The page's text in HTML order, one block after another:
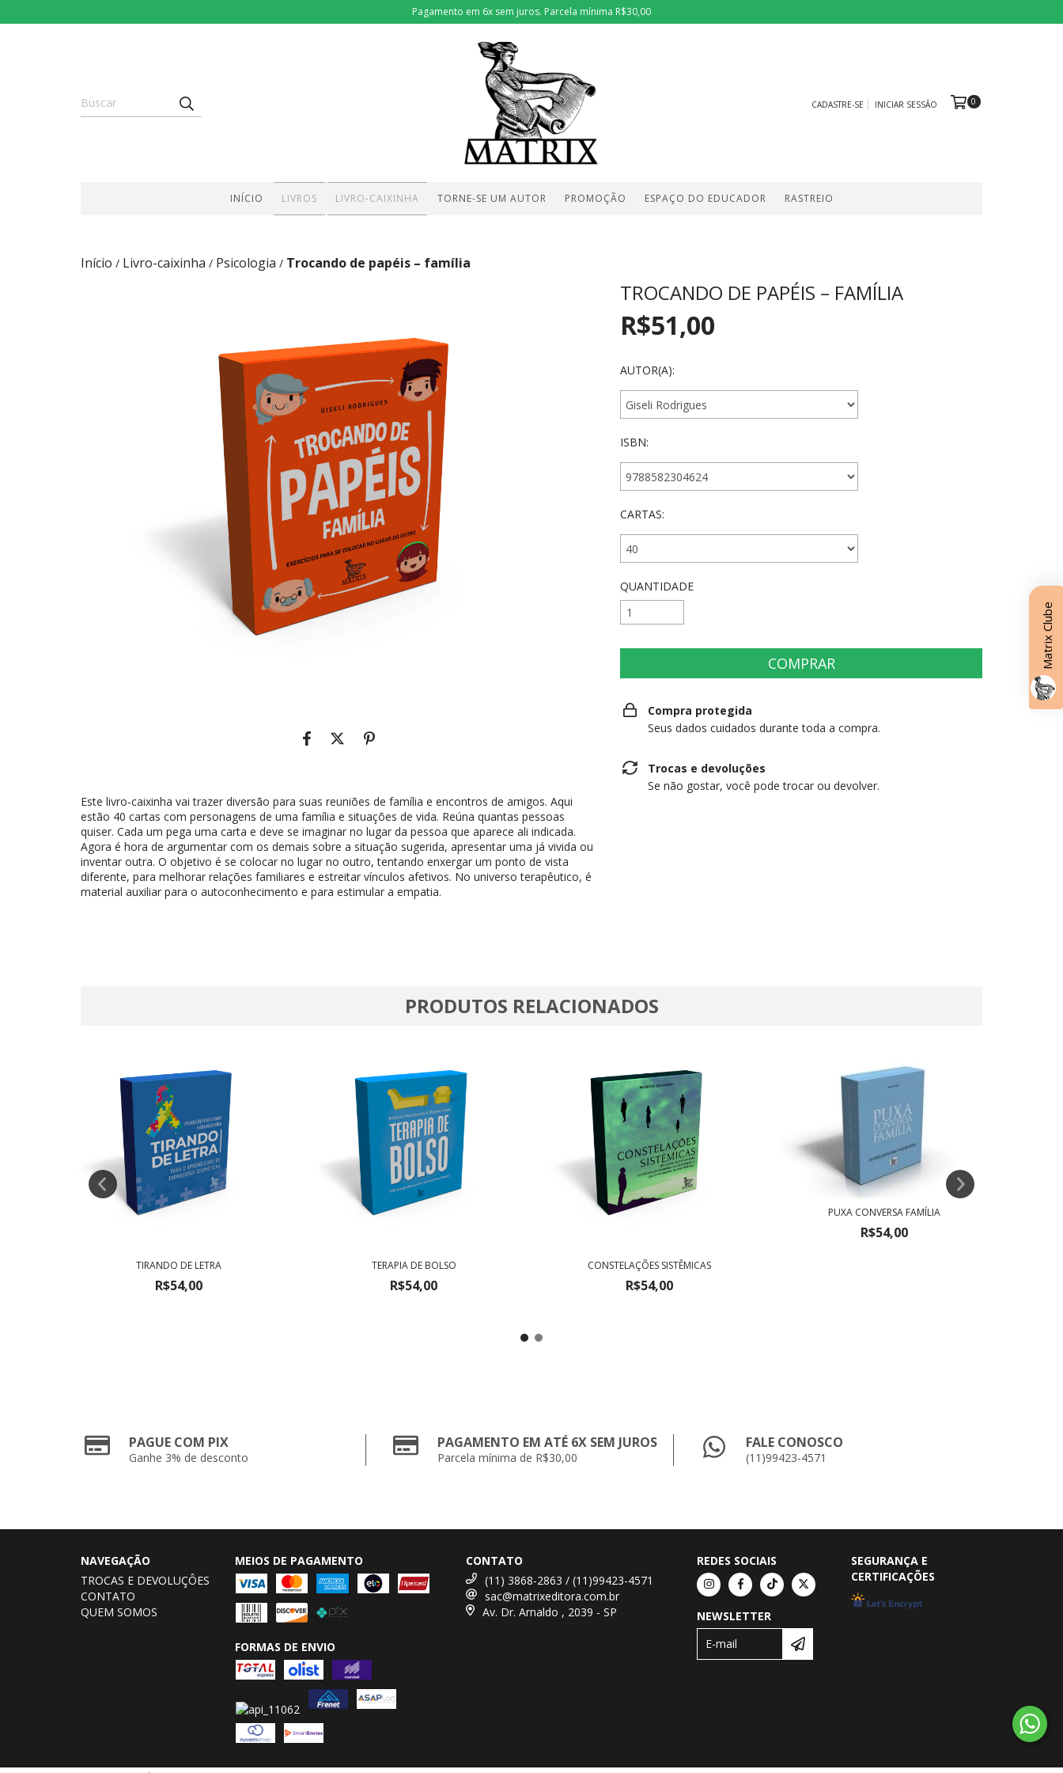
Pagamento em 6x sem juros. Parcela mínima R$30,00
CADASTRE-SE INICIAR SESSÃO 0
INÍCIO LIVROS LIVRO-CAIXINHA TORNE-SE UM AUTOR PROMOÇÃO ESPAÇO DO EDUCADOR RASTREIO
Início / Livro-caixinha / Psicologia / Trocando de papéis – família
Este livro-caixinha vai trazer diversão para suas reuniões de família e encontros de amigos. Aqui
estão 40 cartas com personagens de uma família e situações de vida. Reúna quantas pessoas
quiser. Cada um pega uma carta e deve se imaginar no lugar da pessoa que aparece ali indicada.
Agora é hora de argumentar com os demais sobre a situação sugerida, apresentar uma já vivida ou
inventar outra. O objetivo é se colocar no lugar no outro, tentando enxergar um ponto de vista
diferente, para melhorar relações familiares e estreitar vínculos afetivos. No universo terapêutico, é
material auxiliar para o autoconhecimento e para estimular a empatia.
TROCANDO DE PAPÉIS – FAMÍLIA
R$51,00
AUTOR(A):
ISBN:
CARTAS:
QUANTIDADE
Compra protegida
Seus dados cuidados durante toda a compra.
Trocas e devoluções
Se não gostar, você pode trocar ou devolver.
PRODUTOS RELACIONADOS
TIRANDO DE LETRA
R$54,00
TERAPIA DE BOLSO
R$54,00
CONSTELAÇÕES SISTÊMICAS
R$54,00
PUXA CONVERSA FAMÍLIA
R$54,00
PAGUE COM PIX
Ganhe 3% de desconto
PAGAMENTO EM ATÉ 6X SEM JUROS
Parcela mínima de R$30,00
FALE CONOSCO
(11)99423-4571
NAVEGAÇÃO
TROCAS E DEVOLUÇÔES
CONTATO
QUEM SOMOS
MEIOS DE PAGAMENTO
FORMAS DE ENVIO
CONTATO
(11) 3868-2863 / (11)99423-4571
sac@matrixeditora.com.br
Av. Dr. Arnaldo , 2039 - SP
REDES SOCIAIS
NEWSLETTER
SEGURANÇA E
CERTIFICAÇÕES
Matrix Clube